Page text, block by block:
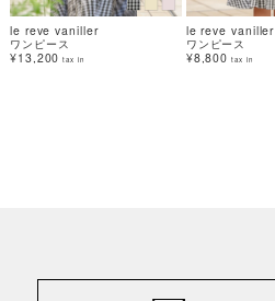
le reve vaniller
ワンピース
¥13,200 tax in
le reve vaniller
ワンピース
¥8,800 tax in